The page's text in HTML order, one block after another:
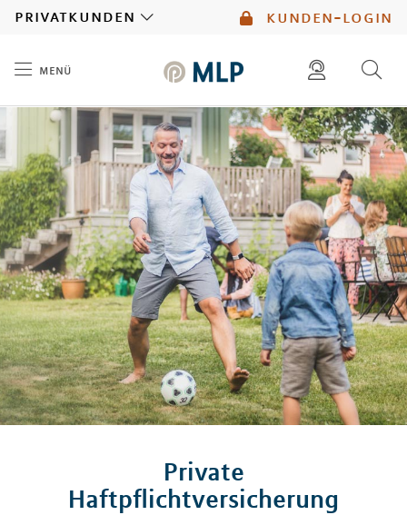
kunden-login
privatkunden
menü
diese website durchsuchen
mlp berater finden
Private
Haftpflichtversicherung